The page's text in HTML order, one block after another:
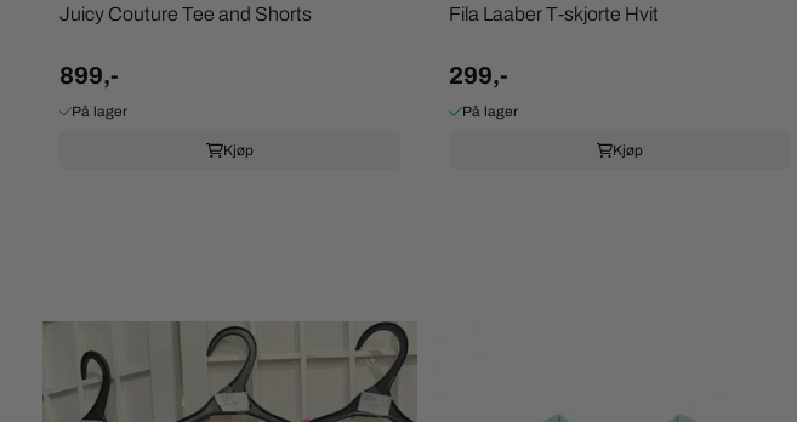
Juicy Couture Tee and Shorts
899,-
På lager
Kjøp
Fila Laaber T-skjorte Hvit
299,-
På lager
Kjøp